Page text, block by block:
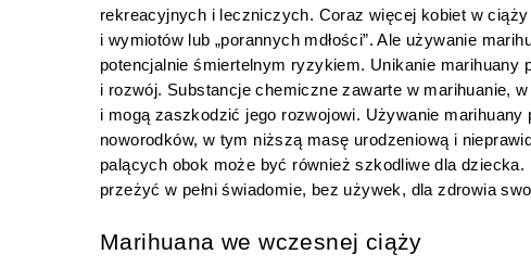
rekreacyjnych i leczniczych. Coraz więcej kobiet w
i wymiotów lub „porannych mdłości”. Ale używanie
potencjalnie śmiertelnym ryzykiem. Unikanie
i rozwój. Substancje chemiczne zawarte w marihuanie,
i mogą zaszkodzić jego rozwojowi. Używanie
noworodków, w tym niższą masę urodzeniową i
palących obok może być również szkodliwe dla
przeżyć w pełni świadomie, bez używek, dla zdrowia
Marihuana we wczesnej ciąży